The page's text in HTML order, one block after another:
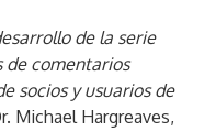
de la serie
de comentarios
socios y usuarios de
Michael Hargreaves,